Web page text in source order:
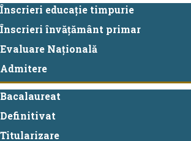
Înscrieri educație timpurie
Înscrieri învățământ primar
Evaluare Națională
Admitere
Bacalaureat
Definitivat
Titularizare